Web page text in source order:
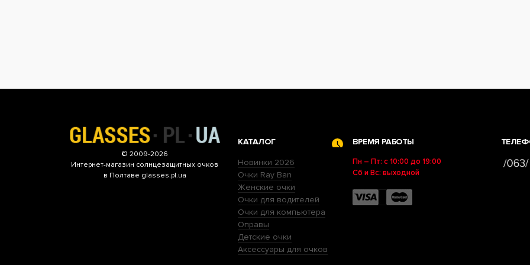
© 2009-2026
Интернет-магазин солнцезащитных очков
в Полтаве glasses.pl.ua
КАТАЛОГ
Новинки 2026
Очки Ray Ban
Женские очки
Очки для водителей
Очки для компьютера
Оправы
Детские очки
Аксессуары для очков
ВРЕМЯ РАБОТЫ
Пн – Пт: с 10:00 до 19:00
Сб и Вс: выходной